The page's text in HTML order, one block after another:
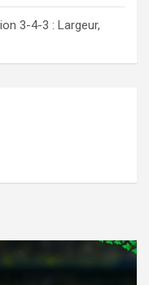
3-4-3 : Largeur,